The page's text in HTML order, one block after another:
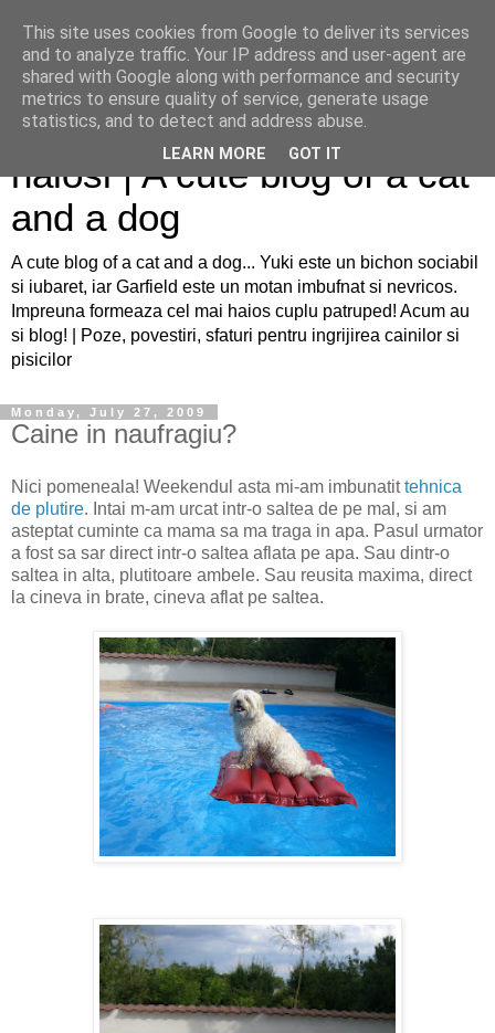
Sfaturi pentru caini si pisici
haiosi | A cute blog of a cat
and a dog
A cute blog of a cat and a dog... Yuki este un bichon sociabil
si iubaret, iar Garfield este un motan imbufnat si nevricos.
Impreuna formeaza cel mai haios cuplu patruped! Acum au
si blog! | Poze, povestiri, sfaturi pentru ingrijirea cainilor si
pisicilor
Monday, July 27, 2009
Caine in naufragiu?
Nici pomeneala! Weekendul asta mi-am imbunatittehnica
de plutire. Intai m-am urcat intr-o saltea de pe mal, si am
asteptat cuminte ca mama sa ma traga in apa. Pasul urmator
a fost sa sar direct intr-o saltea aflata pe apa. Sau dintr-o
saltea in alta, plutitoare ambele. Sau reusita maxima, direct
la cineva in brate, cineva aflat pe saltea.
This site uses cookies from Google to deliver its services
and to analyze traffic. Your IP address and user-agent are
shared with Google along with performance and security
metrics to ensure quality of service, generate usage
statistics, and to detect and address abuse.
LEARN MORE GOT IT